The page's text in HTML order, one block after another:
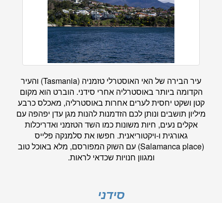
עיר הבירה של האי האוסטרלי טזמניה (Tasmania) והעיר
הקדומה ביותר באוסטרליה אחרי סידני. הוברט הוא מקום
קטן ושקט יחסית לערים אחרות באוסטרליה, מאכלס כרבע
מיליון תושבים ונותן לכם הזדמנות להנות מגן עדן יפהפה עם
אקלים נעים, חיות משונות כמו השד הטזמני ואדריכלות
גאורגית ו-ויקטוריאנית. חפשו את סלמנקה פלייס
(Salamanca place) עם השוק המפורסם, מלא באוכל טוב
ומגוון חנויות שכדאי לראות.
סידני